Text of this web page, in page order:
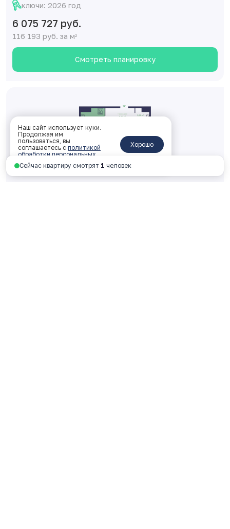
ключи: 2026 год
6 075 727 руб.
116 193 руб. за м2
Смотреть планировку
Сейчас квартиру смотрят 12 человек
Наш сайт использует куки.
Продолжая им
пользоваться, вы
соглашаетесь с политикой
обработки персональных
данных
Хорошо